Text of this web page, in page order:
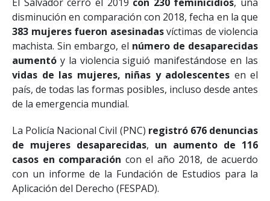
El Salvador cerró el 2019 con 230 feminicidios, una
disminución en comparación con 2018, fecha en la que
383 mujeres fueron asesinadas víctimas de violencia
machista. Sin embargo, el número de desaparecidas
aumentó y la violencia siguió manifestándose en las
vidas de las mujeres, niñas y adolescentes en el
país, de todas las formas posibles, incluso desde antes
de la emergencia mundial.
La Policía Nacional Civil (PNC) registró 676 denuncias
de mujeres desaparecidas, un aumento de 116
casos en comparación con el año 2018, de acuerdo
con un informe de la Fundación de Estudios para la
Aplicación del Derecho (FESPAD).